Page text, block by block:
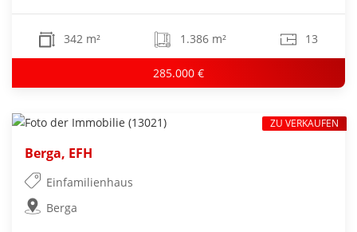
342 m² 1.386 m² 13
285.000 €
Berga, EFH
Einfamilienhaus
Berga
ZU VERKAUFEN